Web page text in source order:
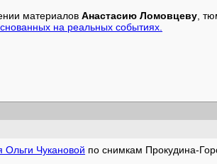
материалов Анастасию Ломовцеву,
на реальных событиях.
Чукановой по снимкам Прокудина-